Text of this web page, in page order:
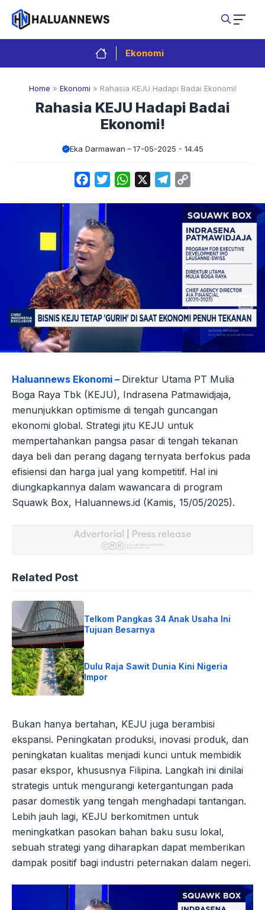
Langsung
isi
Ekonomi
Home » Ekonomi » Rahasia KEJU Hadapi Badai Ekonomi!
Rahasia KEJU Hadapi Badai
Ekonomi!
Eka Darmawan 17-05-2025 - 14.45
FacebookTwitterWhatsApp Telegram
Haluannews Ekonomi – Direktur Utama PT Mulia
Boga Raya Tbk (KEJU), Indrasena Patmawidjaja,
menunjukkan optimisme di tengah guncangan
ekonomi global. Strategi jitu KEJU untuk
mempertahankan pangsa pasar di tengah tekanan
daya beli dan perang dagang ternyata berfokus pada
efisiensi dan harga jual yang kompetitif. Hal ini
diungkapkannya dalam wawancara di program
Squawk Box, Haluannews.id (Kamis, 15/05/2025).
Related Post
Telkom Pangkas 34 Anak Usaha Ini
Tujuan Besarnya
Dulu Raja Sawit Dunia Kini Nigeria
Impor
Bukan hanya bertahan, KEJU juga berambisi
ekspansi. Peningkatan produksi, inovasi produk, dan
peningkatan kualitas menjadi kunci untuk membidik
pasar ekspor, khususnya Filipina. Langkah ini dinilai
strategis untuk mengurangi ketergantungan pada
pasar domestik yang tengah menghadapi tantangan.
Lebih jauh lagi, KEJU berkomitmen untuk
meningkatkan pasokan bahan baku susu lokal,
sebuah strategi yang diharapkan dapat memberikan
dampak positif bagi industri peternakan dalam negeri.